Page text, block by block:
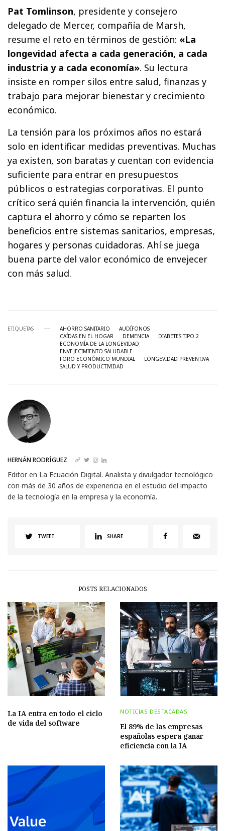
Pat Tomlinson, presidente y consejero
delegado de Mercer, compañía de Marsh,
resume el reto en términos de gestión: «La
longevidad afecta a cada generación, a cada
industria y a cada economía». Su lectura
insiste en romper silos entre salud, finanzas y
trabajo para mejorar bienestar y crecimiento
económico.
La tensión para los próximos años no estará
solo en identificar medidas preventivas. Muchas
ya existen, son baratas y cuentan con evidencia
suficiente para entrar en presupuestos
públicos o estrategias corporativas. El punto
crítico será quién financia la intervención, quién
captura el ahorro y cómo se reparten los
beneficios entre sistemas sanitarios, empresas,
hogares y personas cuidadoras. Ahí se juega
buena parte del valor económico de envejecer
con más salud.
ETIQUETAS AHORRO SANITARIO
AUDÍFONOS
CAÍDAS EN EL HOGAR
DEMENCIA
DIABETES TIPO 2
ECONOMÍA DE LA LONGEVIDAD
ENVEJECIMIENTO SALUDABLE
FORO ECONÓMICO MUNDIAL
LONGEVIDAD PREVENTIVA
SALUD Y PRODUCTIVIDAD
HERNÁN RODRÍGUEZ
Editor en La Ecuación Digital. Analista y divulgador tecnológico
con más de 30 años de experiencia en el estudio del impacto
de la tecnología en la empresa y la economía.
TWEET SHARE
POSTS RELACIONADOS
La IA entra en todo el ciclo
de vida del software
NOTICIAS DESTACADAS
El 89% de las empresas
españolas espera ganar
eficiencia con la IA